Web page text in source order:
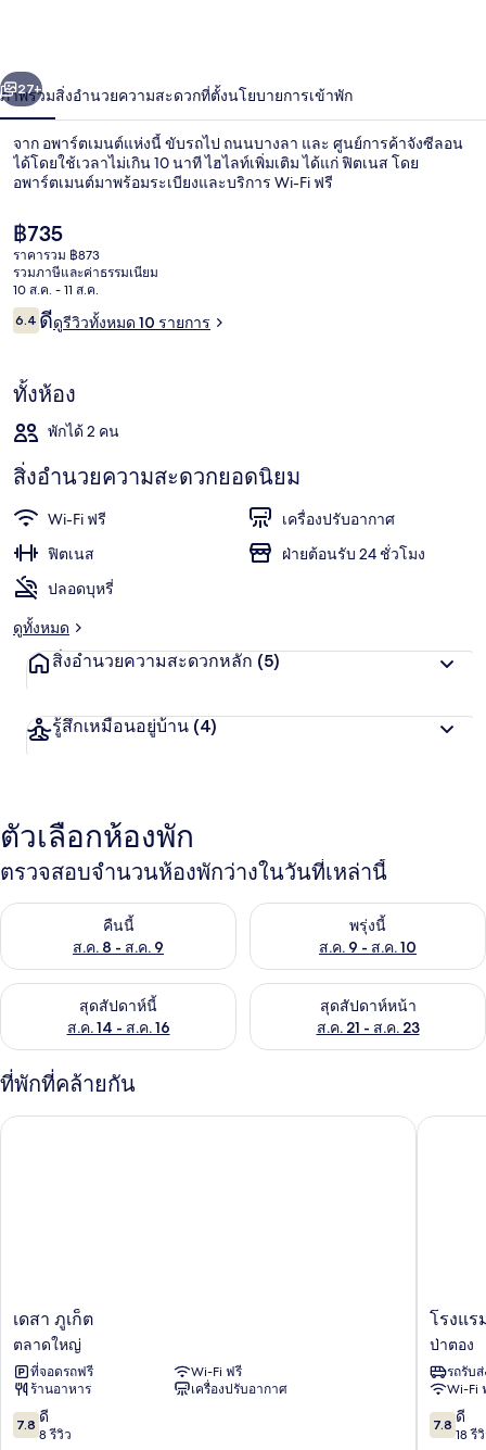
า
ถัดไป
27+
ภาพรวมสิ่งอำนวยความสะดวกที่ตั้งนโยบายการเข้าพัก
จาก อพาร์ตเมนต์แห่งนี้ ขับรถไป ถนนบางลา และ ศูนย์การค้าจังซีลอน
ได้โดยใช้เวลาไม่เกิน 10 นาที ไฮไลท์เพิ่มเติม ได้แก่ ฟิตเนส โดย
อพาร์ตเมนต์มาพร้อมระเบียงและบริการ Wi-Fi ฟรี
ราคา
ปัจจุบัน
฿735
฿735
ราคารวม ฿873
รวมภาษีและค่าธรรมเนียม
10 ส.ค. - 11 ส.ค.
รีวิว
6.46.4 จาก 10
ดีดูรีวิวทั้งหมด 10 รายการ
ทั้งห้อง
พักได้ 2 คน
สิ่งอำนวยความสะดวกยอดนิยม
Wi-Fi ฟรี
เครื่องปรับอากาศ
ฟิตเนส
ฝ่ายต้อนรับ 24 ชั่วโมง
ปลอดบุหรี่
ดูทั้งหมด
สิ่งอำนวยความสะดวกหลัก (5)
รู้สึกเหมือนอยู่บ้าน (4)
ตัวเลือกห้องพัก
ตรวจสอบจำนวนห้องพักว่างในวันที่เหล่านี้
คืนนี้
ส.ค. 8 - ส.ค. 9
ตรวจสอบจำนวนห้องพักว่างในคืนนี้ ส.ค. 8 - ส.ค. 9พรุ่งนี้
ส.ค. 9 - ส.ค. 10
ตรวจสอบจำนวนห้องพักว่างใน
สุดสัปดาห์นี้
ส.ค. 14 - ส.ค. 16
ตรวจสอบจำนวนห้องพักว่างในสุดสัปดาห์นี้ ส.ค. 14 - ส.ค. 16
สุดสัปดาห์หน้า
ส.ค. 21 - ส.ค. 23
ตรวจสอบจำนวนห้องพักว่างใน
ที่พักที่คล้ายกัน
เดสา
ตลาด
ใหญ่
เดสา ภูเก็ต
ตลาดใหญ่
ที่จอดรถฟรี
Wi-Fi ฟรี
ร้านอาหาร
เครื่องปรับอากาศ
7.8
จาก
7.8 ดี
8 รีวิว
เดสา ภูเก็ต
โรงแรม
เดอะ
เจ
อร์
นีย์
ป่า
ตอง
โรงแร
ป่าตอง
รถรับ
Wi-Fi
7.8
จาก
7.8 ดี
18 รี
โรงแรม